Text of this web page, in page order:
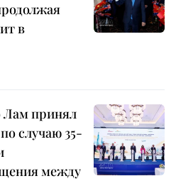
в
Лам принял
случаю 35-
между